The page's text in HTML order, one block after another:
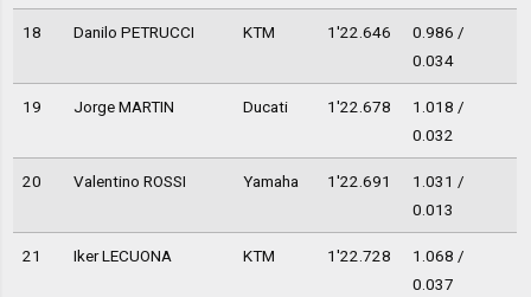
18 Danilo PETRUCCI KTM 1'22.646
0.986 /
0.034
19 Jorge MARTIN Ducati 1'22.678
1.018 /
0.032
20 Valentino ROSSI Yamaha 1'22.691
1.031 /
0.013
21 Iker LECUONA KTM 1'22.728
1.068 /
0.037